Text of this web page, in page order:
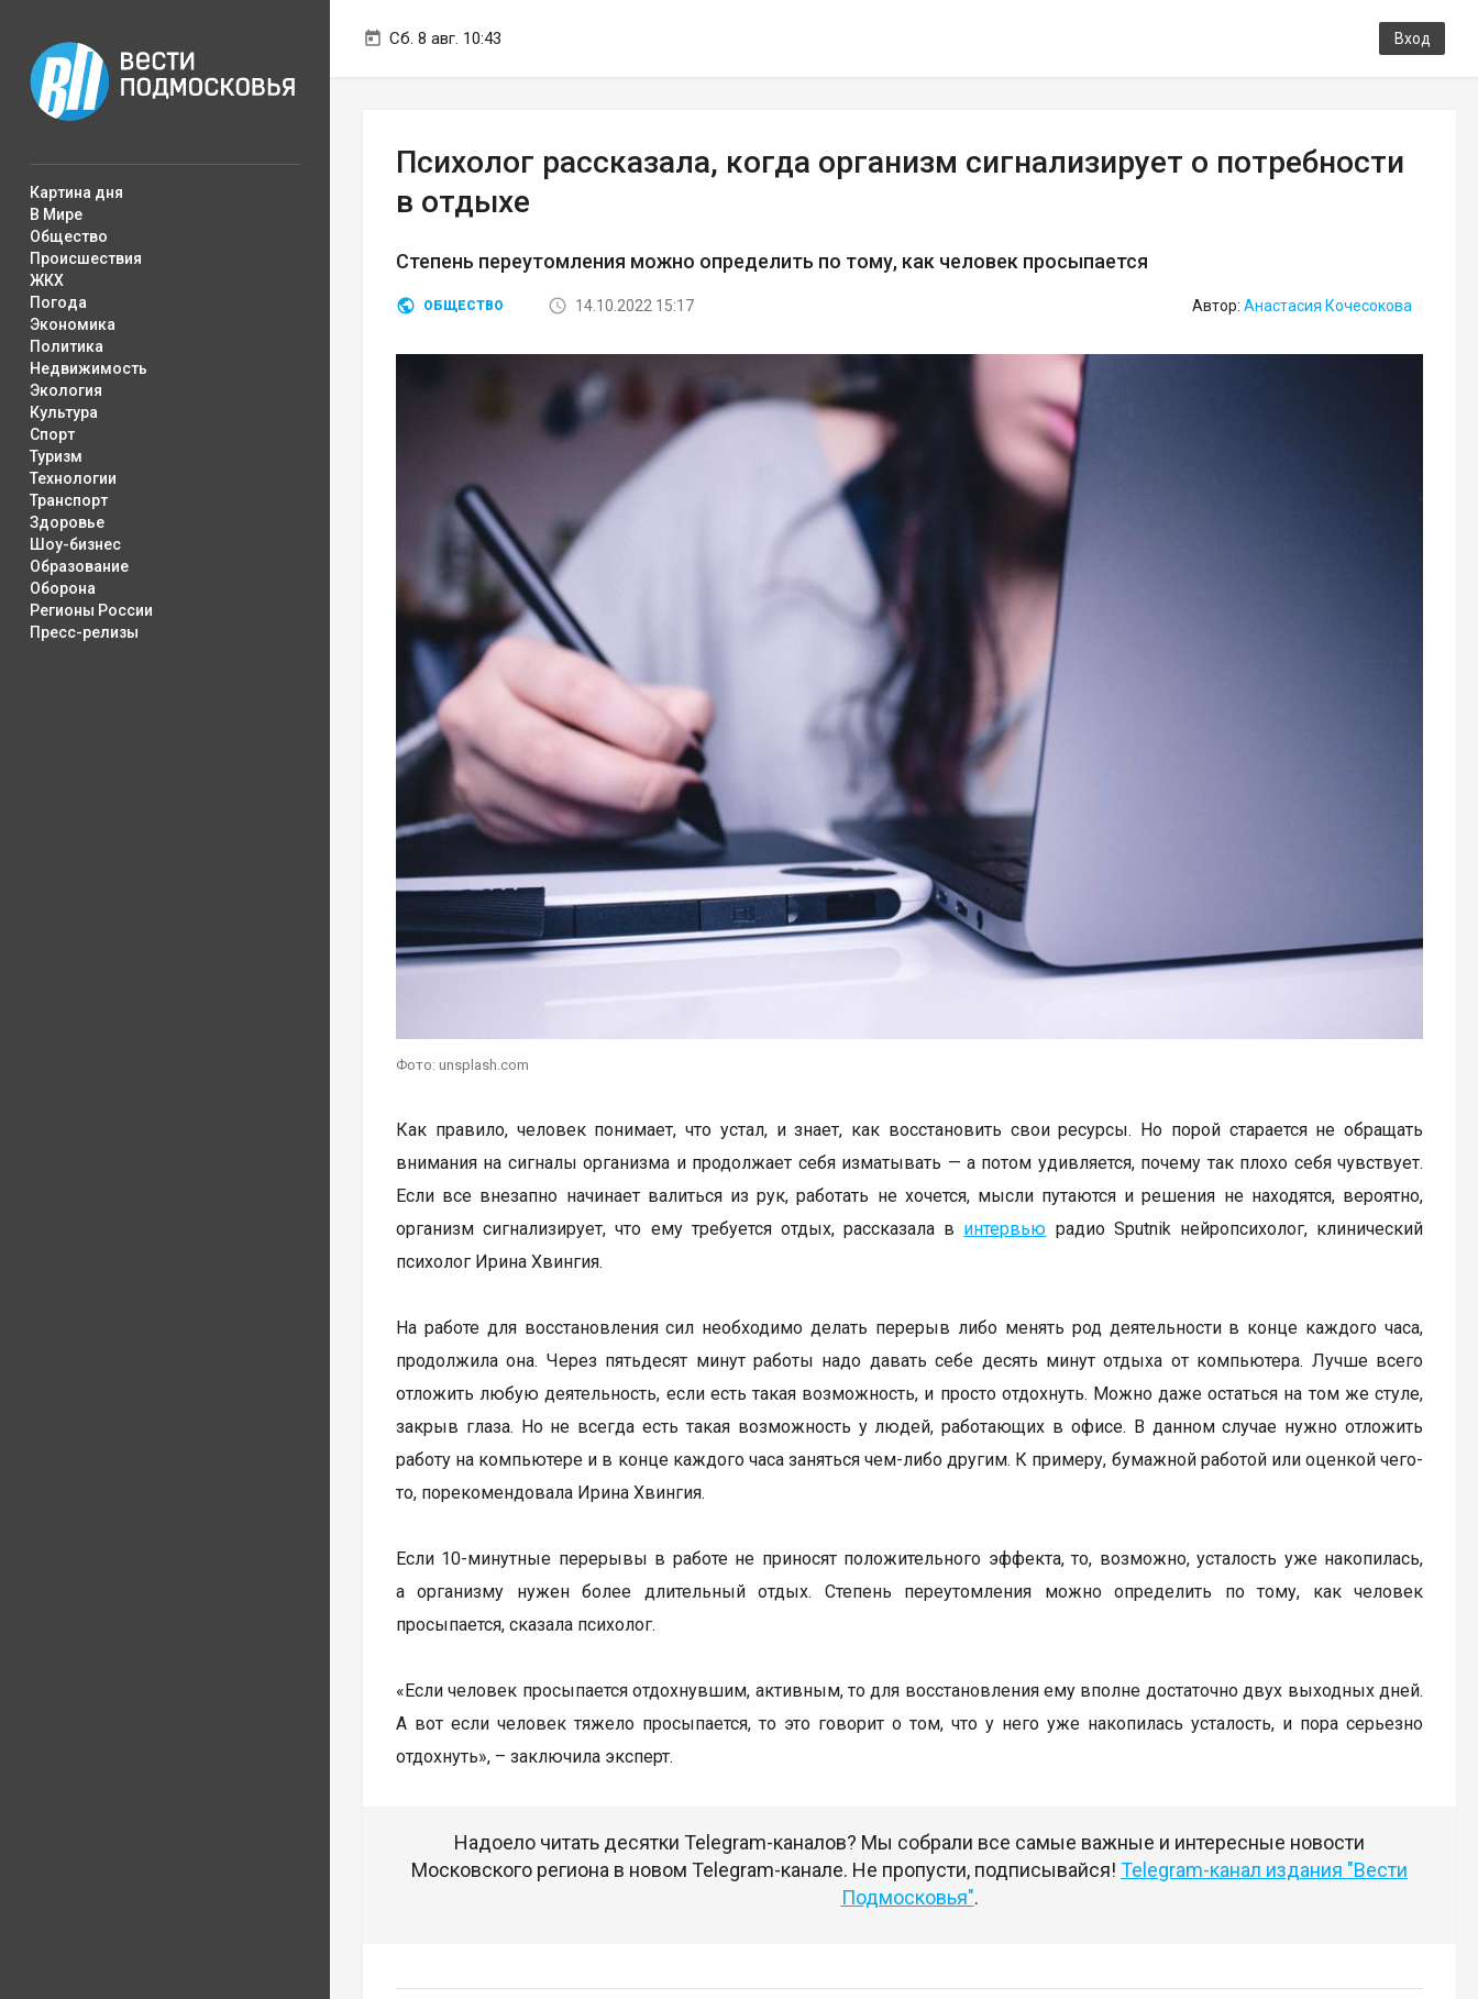
Сб. 8 авг. 10:43 Вход
Картина дня
В Мире
Общество
Происшествия
ЖКХ
Погода
Экономика
Политика
Недвижимость
Экология
Культура
Спорт
Туризм
Технологии
Транспорт
Здоровье
Шоу-бизнес
Образование
Оборона
Регионы России
Пресс-релизы
Психолог рассказала, когда организм сигнализирует о потребности
в отдыхе
Степень переутомления можно определить по тому, как человек просыпается
ОБЩЕСТВО 14.10.2022 15:17 Автор: Анастасия Кочесокова
Фото: unsplash.com
Как правило, человек понимает, что устал, и знает, как восстановить свои ресурсы. Но порой старается не обращать
внимания на сигналы организма и продолжает себя изматывать — а потом удивляется, почему так плохо себя чувствует.
Если все внезапно начинает валиться из рук, работать не хочется, мысли путаются и решения не находятся, вероятно,
организм сигнализирует, что ему требуется отдых, рассказала в интервью радио Sputnik нейропсихолог, клинический
психолог Ирина Хвингия.
На работе для восстановления сил необходимо делать перерыв либо менять род деятельности в конце каждого часа,
продолжила она. Через пятьдесят минут работы надо давать себе десять минут отдыха от компьютера. Лучше всего
отложить любую деятельность, если есть такая возможность, и просто отдохнуть. Можно даже остаться на том же стуле,
закрыв глаза. Но не всегда есть такая возможность у людей, работающих в офисе. В данном случае нужно отложить
работу на компьютере и в конце каждого часа заняться чем-либо другим. К примеру, бумажной работой или оценкой чего-
то, порекомендовала Ирина Хвингия.
Если 10-минутные перерывы в работе не приносят положительного эффекта, то, возможно, усталость уже накопилась,
а организму нужен более длительный отдых. Степень переутомления можно определить по тому, как человек
просыпается, сказала психолог.
«Если человек просыпается отдохнувшим, активным, то для восстановления ему вполне достаточно двух выходных дней.
А вот если человек тяжело просыпается, то это говорит о том, что у него уже накопилась усталость, и пора серьезно
отдохнуть», – заключила эксперт.
Надоело читать десятки Telegram-каналов? Мы собрали все самые важные и интересные новости
Московского региона в новом Telegram-канале. Не пропусти, подписывайся! Telegram-канал издания "Вести
Подмосковья".